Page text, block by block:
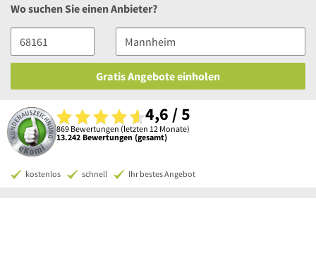
Wo suchen Sie einen Anbieter?
Gratis Angebote einholen
4,6 / 5
869 Bewertungen (letzten 12 Monate)
13.242 Bewertungen (gesamt)
kostenlos schnell Ihr bestes Angebot